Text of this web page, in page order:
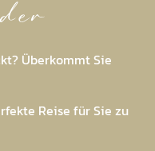
Überkommt Sie
Reise für Sie zu